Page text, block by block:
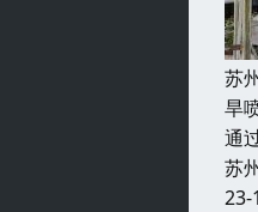
苏
旱
通
苏
23-